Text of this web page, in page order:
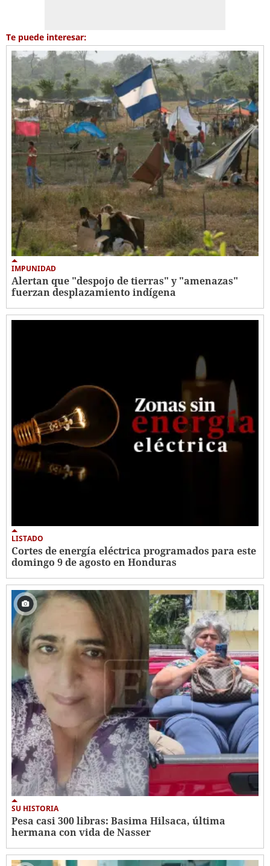
Te puede interesar:
IMPUNIDAD
Alertan que "despojo de tierras" y "amenazas"
fuerzan desplazamiento indígena
LISTADO
Cortes de energía eléctrica programados para este
domingo 9 de agosto en Honduras
SU HISTORIA
Pesa casi 300 libras: Basima Hilsaca, última
hermana con vida de Nasser